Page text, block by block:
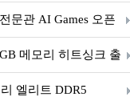
문관 AI Games 오픈
메모리 히트싱크 출
엘리트 DDR5